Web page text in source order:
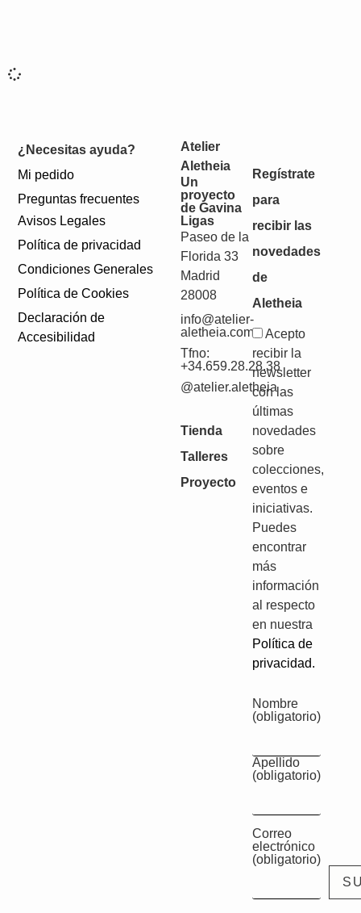
¿Necesitas ayuda?
Mi pedido
Preguntas frecuentes
Avisos Legales
Política de privacidad
Condiciones Generales
Política de Cookies
Declaración de
Accesibilidad
Atelier
Aletheia
Un
proyecto
de Gavina
Ligas
Paseo de la
Florida 33
Madrid
28008
info@atelier-
aletheia.com
Tfno:
+34.659.28.28.38
@atelier.aletheia
Tienda
Talleres
Proyecto
Regístrate
para
recibir las
novedades
de
Aletheia
Acepto
recibir la
newsletter
con las
últimas
novedades
sobre
colecciones,
eventos e
iniciativas.
Puedes
encontrar
más
información
al respecto
en nuestra
Política de
privacidad.
Nombre
(obligatorio)
Apellido
(obligatorio)
Correo
electrónico
(obligatorio)